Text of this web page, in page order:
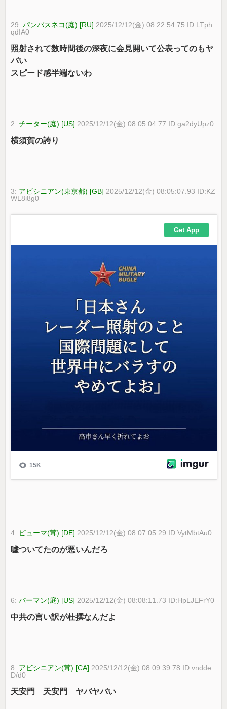
29:パンパスネコ(庭) [RU] 2025/12/12(金) 08:22:54.75 ID:LTph
qdIA0
照射されて数時間後の深夜に会見開いて公表ってのもヤ
バい
スピード感半端ないわ
2:チーター(庭) [US] 2025/12/12(金) 08:05:04.77 ID:ga2dyUpz0
横須賀の誇り
3: アビシニアン(東京都) [GB] 2025/12/12(金) 08:05:07.93 ID:KZ
WL8i8g0
4: ピューマ(茸) [DE] 2025/12/12(金) 08:07:05.29 ID:VytMbtAu0
嘘ついてたのが悪いんだろ
6:バーマン(庭) [US] 2025/12/12(金) 08:08:11.73 ID:HpLJEFrY0
中共の言い訳が杜撰なんだよ
8: アビシニアン(茸) [CA] 2025/12/12(金) 08:09:39.78 ID:vndde
D/d0
天安門 天安門 ヤバヤバい